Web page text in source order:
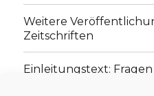
Weitere
Zeitschriften
Einleitungstext: